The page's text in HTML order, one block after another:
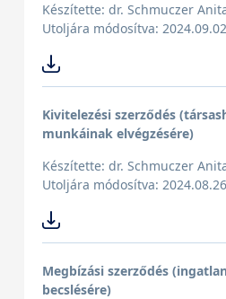
Készítette: dr. Schmuczer
Utoljára módosítva: 2024.09.02
Kivitelezési szerződés
munkáinak elvégzésére)
Készítette: dr. Schmuczer
Utoljára módosítva: 2024.08.26
Megbízási szerződés
becslésére)